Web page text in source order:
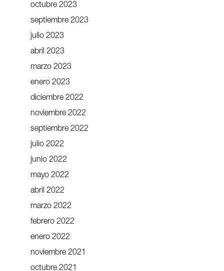
octubre 2023
septiembre 2023
julio 2023
abril 2023
marzo 2023
enero 2023
diciembre 2022
noviembre 2022
septiembre 2022
julio 2022
junio 2022
mayo 2022
abril 2022
marzo 2022
febrero 2022
enero 2022
noviembre 2021
octubre 2021